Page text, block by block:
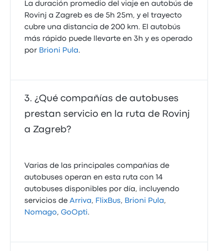
La duración promedio del viaje en autobús de
Rovinj a Zagreb es de 5h 25m, y el trayecto
cubre una distancia de 200 km. El autobús
más rápido puede llevarte en 3h y es operado
por Brioni Pula.
¿Qué compañías de autobuses
prestan servicio en la ruta de Rovinj
a Zagreb?
Varias de las principales compañías de
autobuses operan en esta ruta con 14
autobuses disponibles por día, incluyendo
servicios deArriva, FlixBus, Brioni Pula,
Nomago,GoOpti.